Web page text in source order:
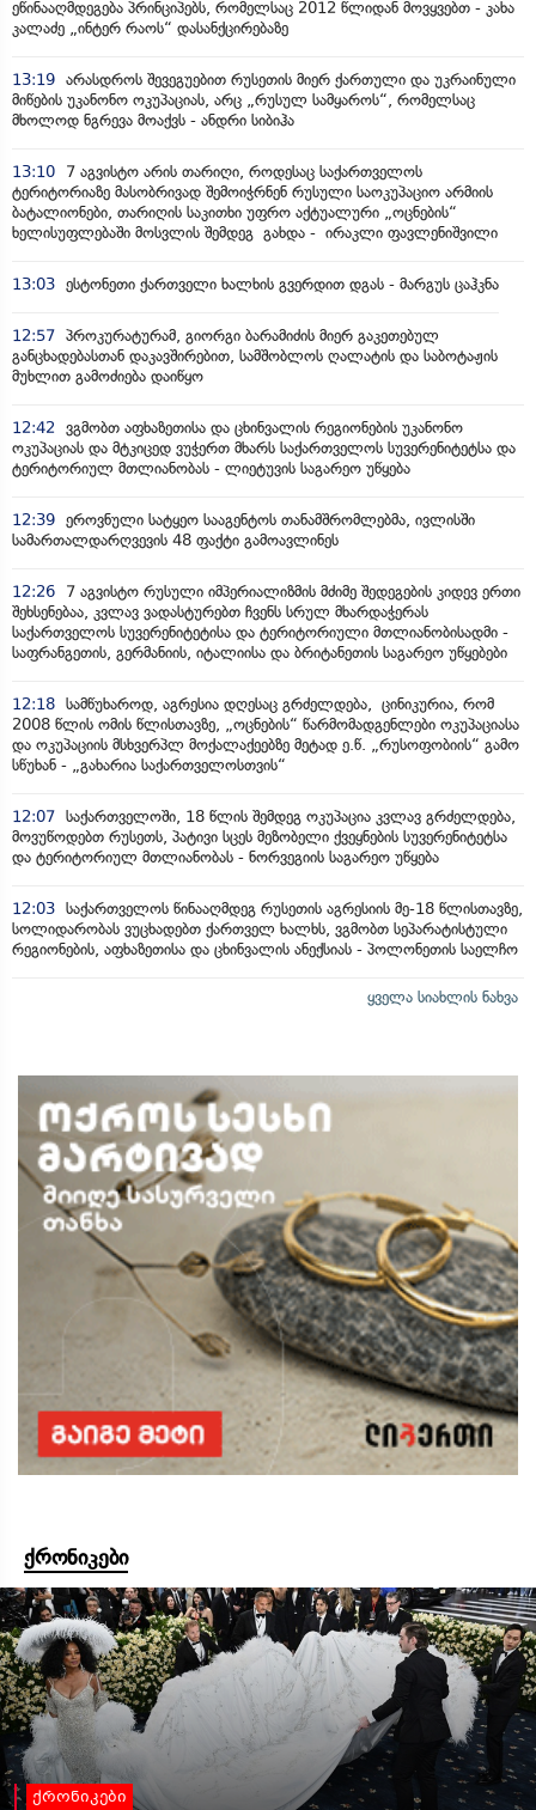
ეწინააღმდეგება პრინციპებს, რომელსაც 2012 წლიდან მოვყვებთ - კახა
კალაძე „ინტერ რაოს“ დასანქცირებაზე
13:19 არასდროს შევეგუებით რუსეთის მიერ ქართული და უკრაინული
მიწების უკანონო ოკუპაციას, არც „რუსულ სამყაროს“, რომელსაც
მხოლოდ ნგრევა მოაქვს - ანდრი სიბიჰა
13:10
7 აგვისტო არის თარიღი, როდესაც საქართველოს
ტერიტორიაზე მასობრივად შემოიჭრნენ რუსული საოკუპაციო არმიის
ბატალიონები, თარიღის საკითხი უფრო აქტუალური „ოცნების“
ხელისუფლებაში მოსვლის შემდეგ გახდა - ირაკლი ფავლენიშვილი
13:03 ესტონეთი ქართველი ხალხის გვერდით დგას - მარგუს ცაჰკნა
12:57 პროკურატურამ, გიორგი ბარამიძის მიერ გაკეთებულ
განცხადებასთან დაკავშირებით, სამშობლოს ღალატის და საბოტაჟის
მუხლით გამოძიება დაიწყო
12:42
ვგმობთ აფხაზეთისა და ცხინვალის რეგიონების უკანონო
ოკუპაციას და მტკიცედ ვუჭერთ მხარს საქართველოს სუვერენიტეტსა და
ტერიტორიულ მთლიანობას - ლიეტუვის საგარეო უწყება
12:39 ეროვნული სატყეო სააგენტოს თანამშრომლებმა, ივლისში
სამართალდარღვევის 48 ფაქტი გამოავლინეს
12:26
7 აგვისტო რუსული იმპერიალიზმის მძიმე შედეგების კიდევ ერთი
შეხსენებაა, კვლავ ვადასტურებთ ჩვენს სრულ მხარდაჭერას
საქართველოს სუვერენიტეტისა და ტერიტორიული მთლიანობისადმი -
საფრანგეთის, გერმანიის, იტალიისა და ბრიტანეთის საგარეო უწყებები
12:18 სამწუხაროდ, აგრესია დღესაც გრძელდება, ცინიკურია, რომ
2008 წლის ომის წლისთავზე, „ოცნების“ წარმომადგენლები ოკუპაციასა
და ოკუპაციის მსხვერპლ მოქალაქეებზე მეტად ე.წ. „რუსოფობიის“ გამო
სწუხან - „გახარია საქართველოსთვის“
12:07 საქართველოში, 18 წლის შემდეგ ოკუპაცია კვლავ გრძელდება,
მოვუწოდებთ რუსეთს, პატივი სცეს მეზობელი ქვეყნების სუვერენიტეტსა
და ტერიტორიულ მთლიანობას - ნორვეგიის საგარეო უწყება
12:03 საქართველოს წინააღმდეგ რუსეთის აგრესიის მე-18 წლისთავზე,
სოლიდარობას ვუცხადებთ ქართველ ხალხს, ვგმობთ სეპარატისტული
რეგიონების, აფხაზეთისა და ცხინვალის ანექსიას - პოლონეთის საელჩო
ყველა სიახლის ნახვა
ქრონიკები
ქრონიკები